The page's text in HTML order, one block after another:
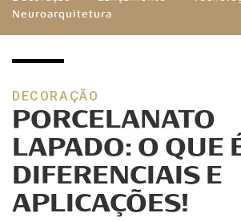
Neuroarquitetura
DECORAÇÃO
PORCELANATO
LAPADO: O QUE
DIFERENCIAIS E
APLICAÇÕES!